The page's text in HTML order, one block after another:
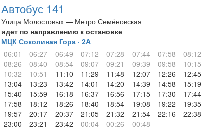
Автобус 141
Улица Молостовых — Метро Семёновская
идет по направлению к остановке
МЦК Соколиная Гора · 2A
06:01
06:27 06:49 07:12 07:28 07:44 07:58
08:12
08:26
08:40 08:54 09:07 09:21 09:39 09:58
10:15
10:32
10:51 11:10 11:29 11:48 12:07 12:26
12:45
13:04
13:23 13:42 14:01 14:20 14:39 14:58
15:19
15:40
15:59 16:18 16:37 16:56 17:15 17:30
17:44
17:58
18:12 18:26 18:40 18:54 19:08 19:22
19:35
19:57
20:17 20:37 21:05 21:32 21:54 22:16
22:38
23:00
23:21 23:42 00:04 00:26 00:48